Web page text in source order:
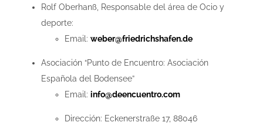
Rolf Oberhanß, Responsable del área de Ocio y
deporte:
Email: weber@friedrichshafen.de
Asociación “Punto de Encuentro: Asociación
Española del Bodensee”
Email: info@deencuentro.com
Dirección: Eckenerstraße 17, 88046